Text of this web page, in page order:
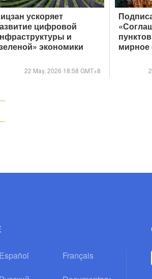
ускоряет
цифровой
и
экономики
22 May, 2026 18:58 GMT+8
мирное
Español Français